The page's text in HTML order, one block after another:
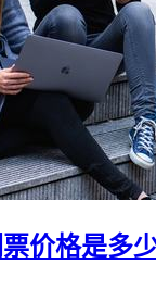
价格是多